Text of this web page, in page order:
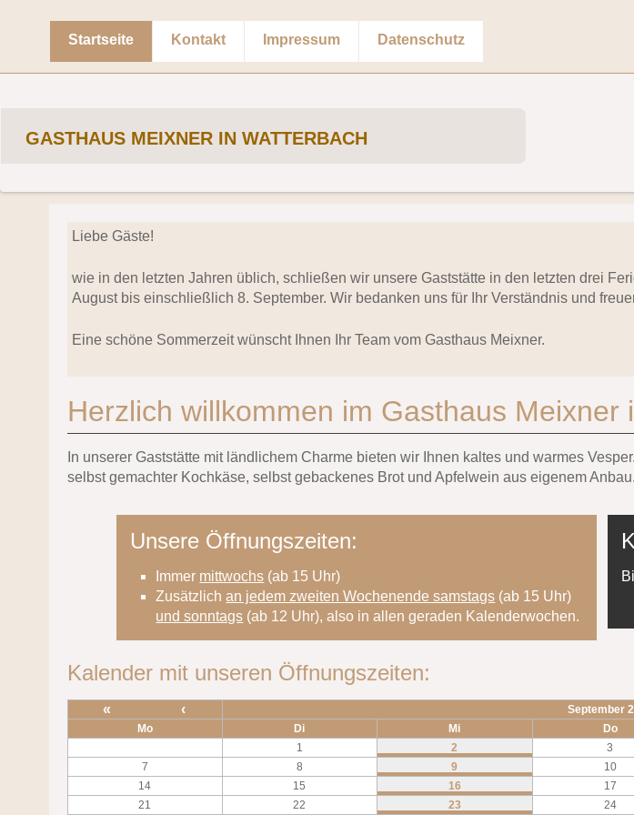
Startseite Kontakt Impressum Datenschutz
GASTHAUS MEIXNER IN WATTERBACH
Liebe Gäste!
wie in den letzten Jahren üblich, schließen wir unsere Gaststätte in den letzten drei
August bis einschließlich 8. September. Wir bedanken uns für Ihr Verständnis und
Eine schöne Sommerzeit wünscht Ihnen Ihr Team vom Gasthaus Meixner.
Herzlich willkommen im Gasthaus Meixner
In unserer Gaststätte mit ländlichem Charme bieten wir Ihnen kaltes und warmes
selbst gemachter Kochkäse, selbst gebackenes Brot und Apfelwein aus eigenem Anbau.
Unsere Öffnungszeiten:
Immer mittwochs (ab 15 Uhr)
Zusätzlichan jedem zweiten Wochenende samstags (ab 15 Uhr)
und sonntags (ab 12 Uhr), also in allen geraden Kalenderwochen.
Kalender mit unseren Öffnungszeiten:
« ‹ September
Mo Di Mi Do
1
2 3
7
8 9 10
14
15 16 17
21
22 23 24